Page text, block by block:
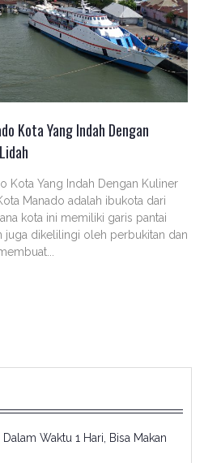
Kota Yang Indah Dengan
Kota Yang Indah Dengan Kuliner
Manado adalah ibukota dari
kota ini memiliki garis pantai
juga dikelilingi oleh perbukitan dan
Waktu 1 Hari, Bisa Makan